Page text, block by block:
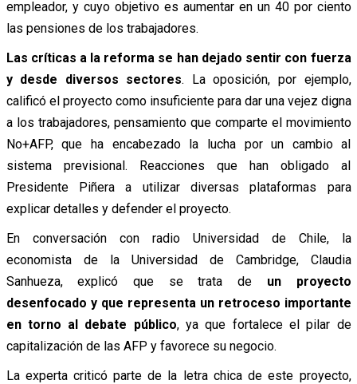
empleador, y cuyo objetivo es aumentar en un 40 por ciento
las pensiones de los trabajadores.
Las críticas a la reforma se han dejado sentir con fuerza
y desde diversos sectores. La oposición, por ejemplo,
calificó el proyecto como insuficiente para dar una vejez digna
a los trabajadores, pensamiento que comparte el movimiento
No+AFP, que ha encabezado la lucha por un cambio al
sistema previsional. Reacciones que han obligado al
Presidente Piñera a utilizar diversas plataformas para
explicar detalles y defender el proyecto.
En conversación con radio Universidad de Chile, la
economista de la Universidad de Cambridge, Claudia
Sanhueza, explicó que se trata de un proyecto
desenfocado y que representa un retroceso importante
en torno al debate público, ya que fortalece el pilar de
capitalización de las AFP y favorece su negocio.
La experta criticó parte de la letra chica de este proyecto,